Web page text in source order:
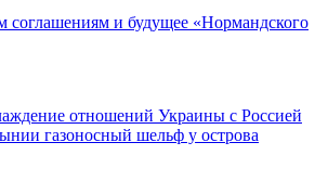
соглашениям и будущее «Нормандского
отношений Украины с Россией
газоносный шельф у острова